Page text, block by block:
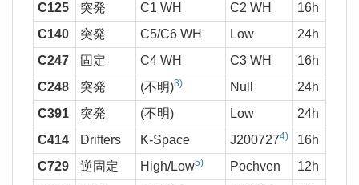
C125
突発 C1 WH C2 WH 16h
C140
突発 C5/C6 WH Low 24h
C247
固定 C4 WH C3 WH 16h
C248
突発 (不明)3) Null 24h
C391
突発 (不明) Low 24h
C414
Drifters K-Space J2007274) 16h
C729
逆固定 High/Low5) Pochven 12h